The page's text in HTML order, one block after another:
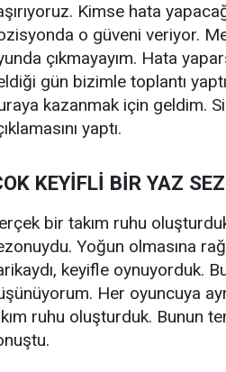
Kimse hata
o güveni veriyor.
çıkmayayım. Hata
gün bizimle toplantı
kazanmak için geldim.
yaptı.
KEYİFLİ BİR YAZ
bir takım ruhu
Yoğun olmasına
keyifle oynuyorduk.
Her oyuncuya
ruhu oluşturduk. Bunun